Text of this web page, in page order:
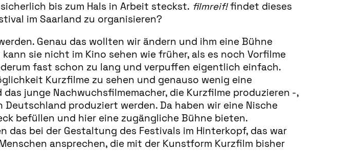
bis zum Hals in Arbeit steckst. filmreif!findet dieses
im Saarland zu organisieren?
Genau das wollten wir ändern und ihm eine Bühne
sie nicht im Kino sehen wie früher, als es noch Vorfilme
fast schon zu lang und verpuffen eigentlich einfach.
Kurzfilme zu sehen und genauso wenig eine
junge Nachwuchsfilmemacher, die Kurzfilme produzieren -,
produziert werden. Da haben wir eine Nische
befüllen und hier eine zugängliche Bühne bieten.
bei der Gestaltung des Festivals im Hinterkopf, das war
ansprechen, die mit der Kunstform Kurzfilm bisher